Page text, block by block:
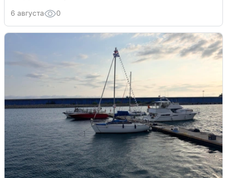
6 августа 0